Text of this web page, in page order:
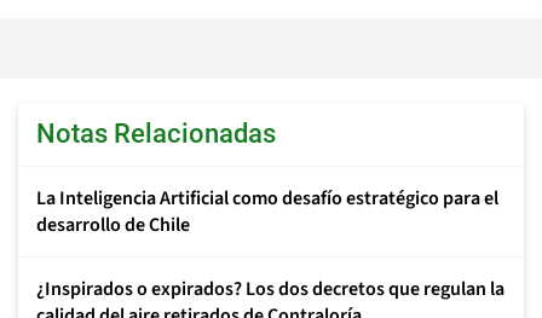
Notas Relacionadas
La Inteligencia Artificial como desafío estratégico para el
desarrollo de Chile
¿Inspirados o expirados? Los dos decretos que regulan la